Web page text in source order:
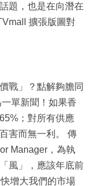
題，也是在向潛在
擴張版圖對
戰」？點解夠膽同
單新聞！如果香
；對所有供應
害而無一利。 傳
Manager，為執
風」，應該年底前
增大我們的市場